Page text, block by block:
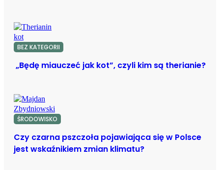
BEZ KATEGORII
„Będę miauczeć jak kot”, czyli kim są therianie?
ŚRODOWISKO
Czy czarna pszczoła pojawiająca się w Polsce
jest wskaźnikiem zmian klimatu?